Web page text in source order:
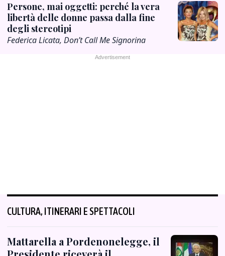
Persone, mai oggetti: perché la vera
libertà delle donne passa dalla fine
degli stereotipi
Federica Licata, Don’t Call Me Signorina
CULTURA, ITINERARI E SPETTACOLI
Mattarella a Pordenonelegge, il